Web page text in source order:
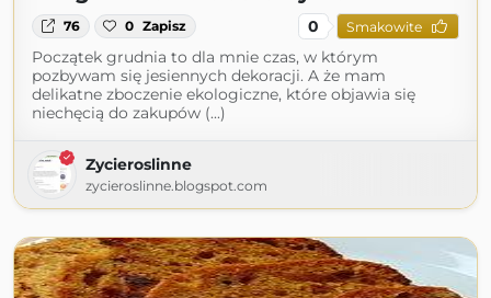
76 0 Zapisz 0 Smakowite
Początek grudnia to dla mnie czas, w którym
pozbywam się jesiennych dekoracji. A że mam
delikatne zboczenie ekologiczne, które objawia się
niechęcią do zakupów (...)
Zycieroslinne
zycieroslinne.blogspot.com